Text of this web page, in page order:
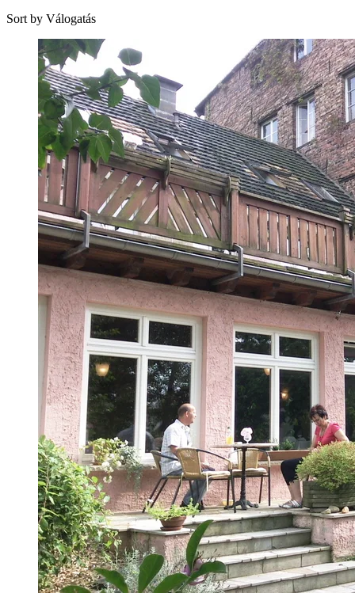
Sort by Válogatás